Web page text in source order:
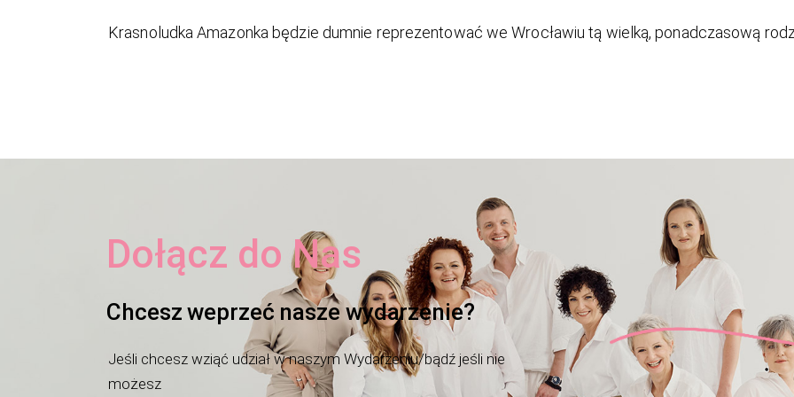
Krasnoludka Amazonka będzie dumnie reprezentować we Wrocławiu tą wielką, ponadczasową
Dołącz do Nas
Chcesz weprzeć nasze wydarzenie?
Jeśli chcesz wziąć udział w naszym Wydarzeniu/bądź jeśli nie
możesz